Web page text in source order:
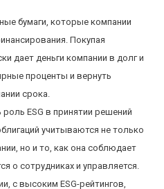
бумаги, которые компании
Покупая
дает деньги компании в долг и
проценты и вернуть
срока.
ESG в принятии решений
учитываются не только
но и то, как она соблюдает
о сотрудниках и управляется.
с высоким ESG-рейтингов,